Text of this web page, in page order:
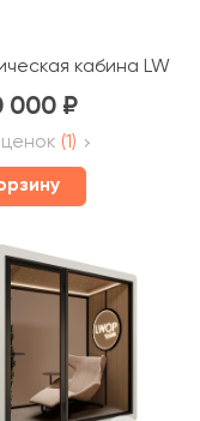
(задняя стенка
кабина LWOP
000
(1)